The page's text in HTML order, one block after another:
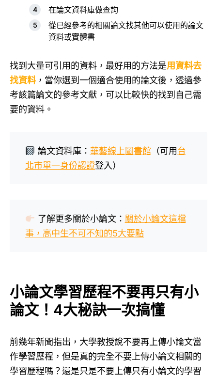
在論文資料庫做查詢
從已經參考的相關論文找其他可以使用的論文
資料或實體書
找到大量可引用的資料，最好用的方法是用資料去
找資料，當你選到一個適合使用的論文後，透過參
考該篇論文的參考文獻，可以比較快的找到自己需
要的資料。
論文資料庫： 華藝線上圖書館 （可用台
北市單一身份認證登入）
了解更多關於小論文： 關於小論文這檔
事，高中生不可不知的5大要點
小論文學習歷程不要再只有小
論文！4大秘訣一次搞懂
前幾年新聞指出，大學教授說不要再上傳小論文當
作學習歷程，但是真的完全不要上傳小論文相關的
學習歷程嗎？還是只是不要上傳只有小論文的學習